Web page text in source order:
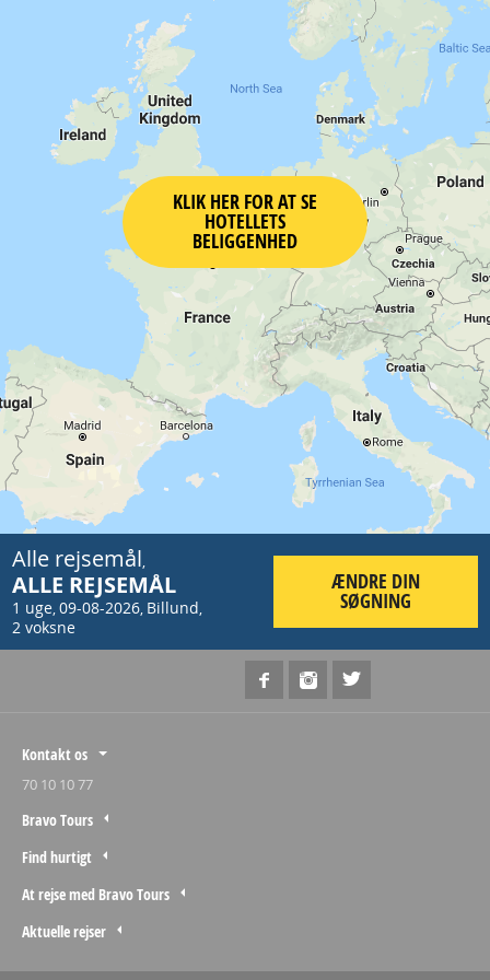
KLIK HER FOR AT SE
HOTELLETS
BELIGGENHED
Alle rejsemål,
ALLE REJSEMÅL
1 uge,09-08-2026, Billund,
2 voksne
ÆNDRE DIN
SØGNING
Kontakt os
70 10 10 77
Bravo Tours
Find hurtigt
At rejse med Bravo Tours
Aktuelle rejser